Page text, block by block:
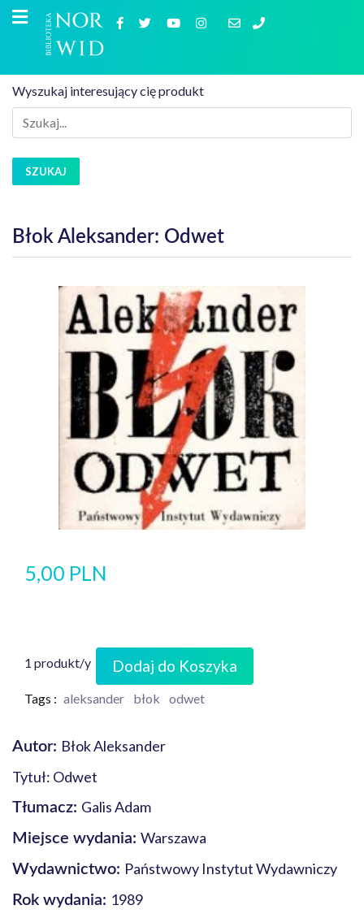
Wyszukaj interesujący cię produkt
SZUKAJ
Błok Aleksander: Odwet
5,00 PLN
1 produkt/y Dodaj do Koszyka
Tags : aleksander błok odwet
Autor: Błok Aleksander
Tytuł: Odwet
Tłumacz: Galis Adam
Miejsce wydania: Warszawa
Wydawnictwo: Państwowy Instytut Wydawniczy
Rok wydania: 1989